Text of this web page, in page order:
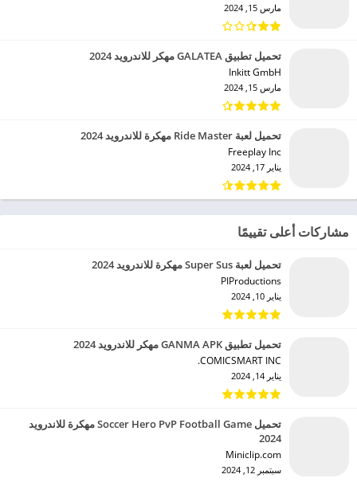
مارس 15, 2024
تحميل تطبيق GALATEA مهكر للاندرويد 2024
Inkitt GmbH‏
مارس 15, 2024
تحميل لعبة Ride Master مهكرة للاندرويد 2024
Freeplay Inc‏
يناير 17, 2024
مشاركات أعلى تقييمًا
تحميل لعبة Super Sus مهكرة للاندرويد 2024
PIProductions‏
يناير 10, 2024
تحميل تطبيق GANMA APK مهكر للاندرويد 2024
COMICSMART INC.‏
يناير 14, 2024
تحميل Soccer Hero PvP Football Game مهكرة للاندرويد
2024
Miniclip.com‏
سبتمبر 12, 2024